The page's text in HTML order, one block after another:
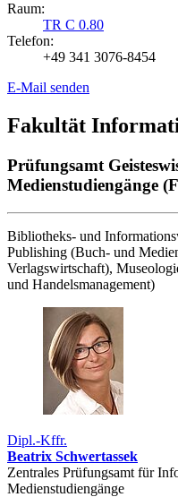
Raum:
TR C 0.80
Telefon:
+49 341 3076-8454
E-Mail senden
Fakultät
Prüfungsamt
Medienstudiengänge
Bibliotheks- und
Publishing (Buch- und
Verlagswirtschaft),
und Handelsmanagement)
Dipl.-Kffr.
Beatrix Schwertassek
Zentrales Prüfungsamt für
Medienstudiengänge